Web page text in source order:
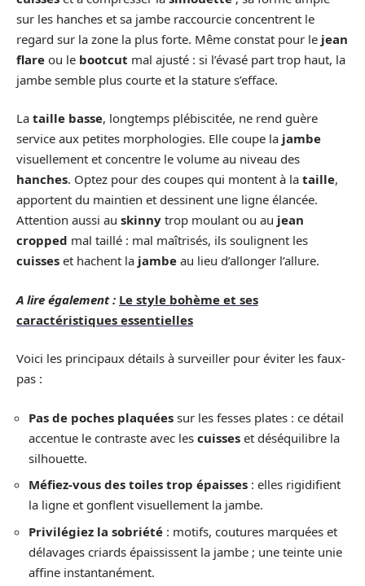
sur les hanches et sa jambe raccourcie concentrent le
regard sur la zone la plus forte. Même constat pour le jean
flare ou le bootcut mal ajusté : si l’évasé part trop haut, la
jambe semble plus courte et la stature s’efface.
La taille basse, longtemps plébiscitée, ne rend guère
service aux petites morphologies. Elle coupe la jambe
visuellement et concentre le volume au niveau des
hanches. Optez pour des coupes qui montent à la taille,
apportent du maintien et dessinent une ligne élancée.
Attention aussi au skinny trop moulant ou au jean
cropped mal taillé : mal maîtrisés, ils soulignent les
cuisses et hachent la jambe au lieu d’allonger l’allure.
A lire également : Le style bohème et ses
caractéristiques essentielles
Voici les principaux détails à surveiller pour éviter les faux-
pas :
Pas de poches plaquées sur les fesses plates : ce détail
accentue le contraste avec les cuisses et déséquilibre la
silhouette.
Méfiez-vous des toiles trop épaisses : elles rigidifient
la ligne et gonflent visuellement la jambe.
Privilégiez la sobriété : motifs, coutures marquées et
délavages criards épaississent la jambe ; une teinte unie
affine instantanément.